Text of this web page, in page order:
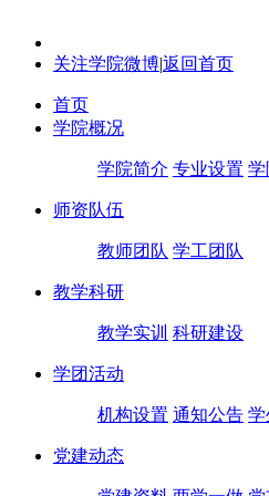
关注学院微博|返回首页
首页
学院概况
学院简介 专业设置 学
师资队伍
教师团队 学工团队
教学科研
教学实训 科研建设
学团活动
机构设置 通知公告 学
党建动态